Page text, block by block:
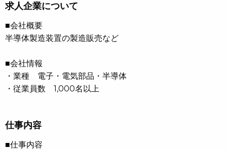
求人企業について
■会社概要
半導体製造装置の製造販売など
■会社情報
・業種 電子・電気部品・半導体
・従業員数 1,000名以上
仕事内容
■仕事内容